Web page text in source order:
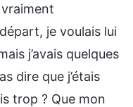
vraiment
je voulais lui
j’avais quelques
dire que j’étais
trop ? Que mon